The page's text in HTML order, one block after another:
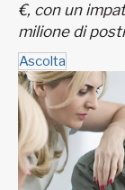
€, con un
milione di
Ascolta